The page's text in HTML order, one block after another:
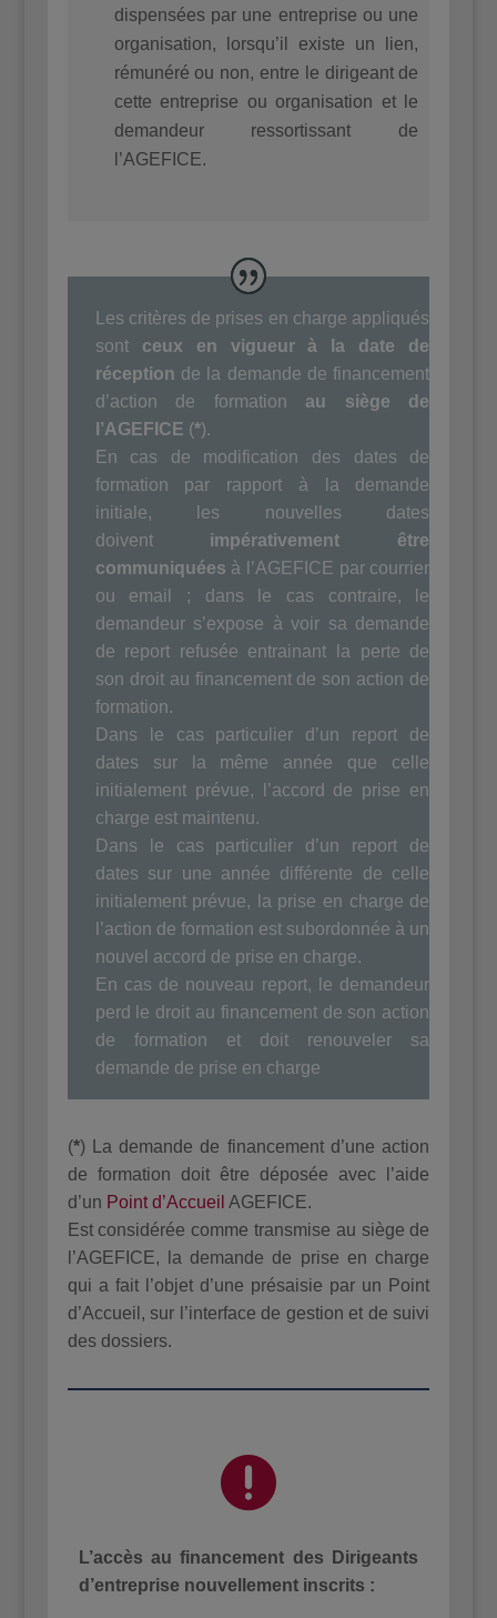
dispensées par une entreprise ou une
organisation, lorsqu’il existe un lien,
rémunéré ou non, entre le dirigeant de
cette entreprise ou organisation et le
demandeur ressortissant de
l’AGEFICE.
Les critères de prises en charge appliqués
sont ceux en vigueur à la date de
réception de la demande de financement
d’action de formation au siège de
l’AGEFICE (*).
En cas de modification des dates de
formation par rapport à la demande
initiale, les nouvelles dates
doivent impérativement être
communiquées à l’AGEFICE par courrier
ou email ; dans le cas contraire, le
demandeur s’expose à voir sa demande
de report refusée entrainant la perte de
son droit au financement de son action de
formation.
Dans le cas particulier d’un report de
dates sur la même année que celle
initialement prévue, l’accord de prise en
charge est maintenu.
Dans le cas particulier d’un report de
dates sur une année différente de celle
initialement prévue, la prise en charge de
l’action de formation est subordonnée à un
nouvel accord de prise en charge.
En cas de nouveau report, le demandeur
perd le droit au financement de son action
de formation et doit renouveler sa
demande de prise en charge
(*) La demande de financement d’une action
de formation doit être déposée avec l’aide
d’un Point d’Accueil AGEFICE.
Est considérée comme transmise au siège de
l’AGEFICE, la demande de prise en charge
qui a fait l’objet d’une présaisie par un Point
d’Accueil, sur l’interface de gestion et de suivi
des dossiers.

L’accès au financement des Dirigeants
d’entreprise nouvellement inscrits :